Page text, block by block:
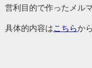
営利目的で作ったメル
具体的内容は こちらか